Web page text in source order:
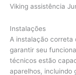
Viking assistência
Instalações
A instalação correta
garantir seu
técnicos estão
aparelhos, incluindo